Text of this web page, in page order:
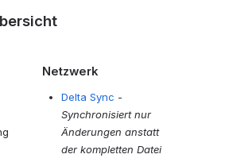
Netzwerk
Delta Sync -
Synchronisiert nur
Änderungen anstatt
der kompletten Datei